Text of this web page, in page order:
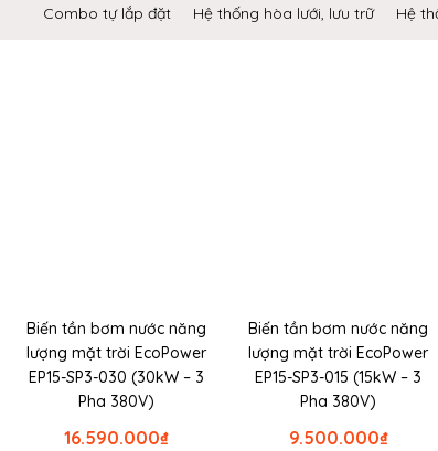
Combo tự lắp đặt Hệ thống hòa lưới, lưu trữ Hệ
Biến tần bơm nước năng
lượng mặt trời EcoPower
EP15-SP3-030 (30kW – 3
Pha 380V)
₫
16.590.000
Biến tần bơm nước năng
lượng mặt trời EcoPower
EP15-SP3-015 (15kW – 3
Pha 380V)
₫
9.500.000